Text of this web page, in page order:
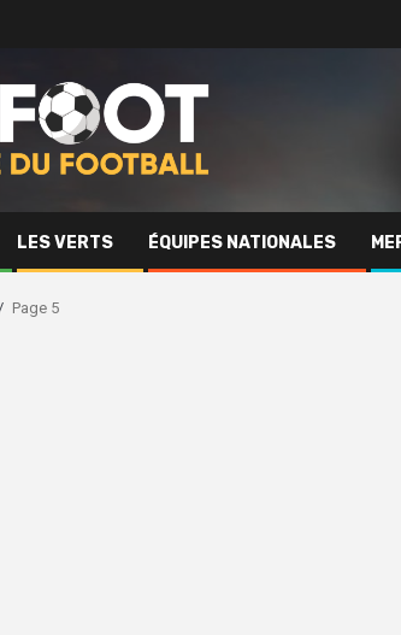
LES VERTS ÉQUIPES NATIONALES
Page 5